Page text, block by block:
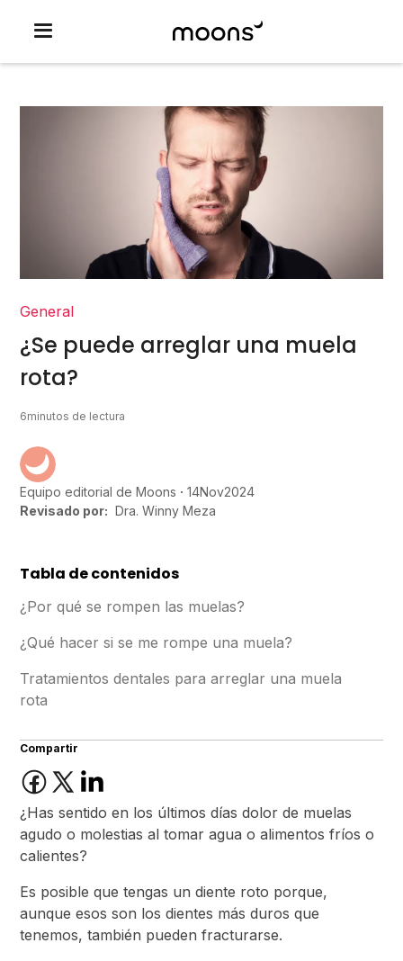
General
¿Se puede arreglar una muela
rota?
6minutos de lectura
Equipo editorial de Moons 14Nov2024
Revisado por: Dra. Winny Meza
Tabla de contenidos
¿Por qué se rompen las muelas?
¿Qué hacer si se me rompe una muela?
Tratamientos dentales para arreglar una muela
rota
Compartir
¿Has sentido en los últimos días dolor de muelas
agudo o molestias al tomar agua o alimentos fríos o
calientes?
Es posible que tengas un diente roto porque,
aunque esos son los dientes más duros que
tenemos, también pueden fracturarse.